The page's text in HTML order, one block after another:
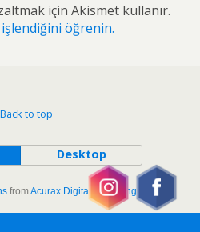
için Akismet kullanır.
öğrenin.
Back to top
Desktop
fromAcurax Digital Marketing Agency